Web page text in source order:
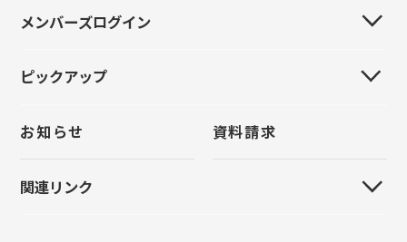
導入事例
導入事例
お問い合わせ
製品紹介
導入事例
お問い合わせ
全国ICS協議会
全国大会
メンバーズログイン
新規登録
パスワードをお忘れの方
ピックアップ
クラウド管理
上手くんα
原票モバイル
お知らせ
関連リンク
資料請求